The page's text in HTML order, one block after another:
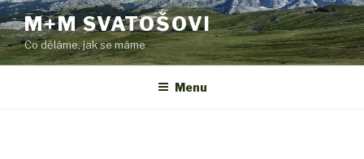
Přejít
k
obsahu
webu
M+M SVATOŠOVI
Co děláme, jak se máme
Menu